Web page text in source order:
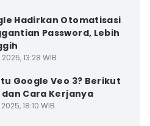
Hadirkan Otomatisasi
Password, Lebih
13:28 WIB
Google Veo 3? Berikut
Cara Kerjanya
18:10 WIB